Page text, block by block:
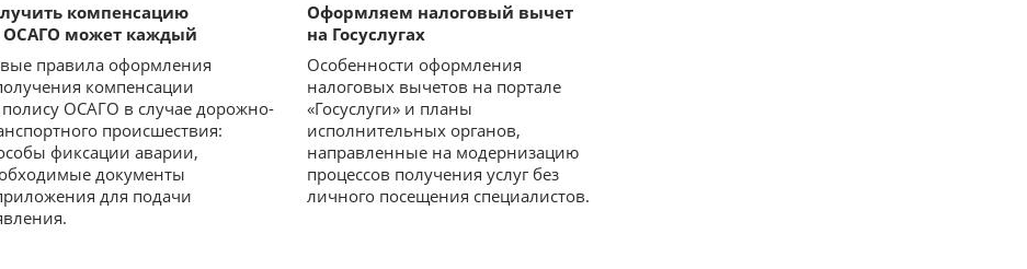
компенсацию
ОСАГО может каждый
правила оформления
компенсации
ОСАГО в случае дорожно-
происшествия:
фиксации аварии,
документы
для подачи
Оформляем налоговый вычет
на Госуслугах
Особенности оформления
налоговых вычетов на портале
«Госуслуги» и планы
исполнительных органов,
направленные на модернизацию
процессов получения услуг без
личного посещения специалистов.